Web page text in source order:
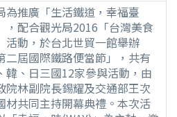
為推廣「生活鐵道，幸福臺
，配合觀光局2016「台灣美食
活動，於台北世貿一館舉辦
二屆國際鐵路便當節」，共有
韓、日三國12家參與活動，由
院林副院長錫耀及交通部王次
材共同主持開幕典禮。本次活